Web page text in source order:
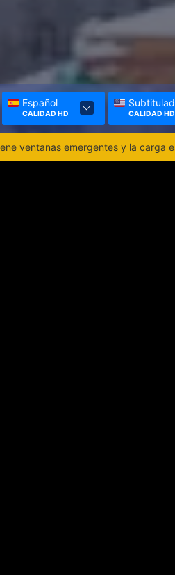
Español
CALIDAD HD CALIDAD HD
ventanas emergentes y la carga